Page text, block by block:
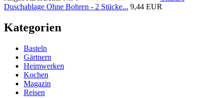
Duschablage Ohne Bohren - 2 Stücke... 9,44 EUR
Kategorien
Basteln
Gärtnern
Heimwerken
Kochen
Magazin
Reisen